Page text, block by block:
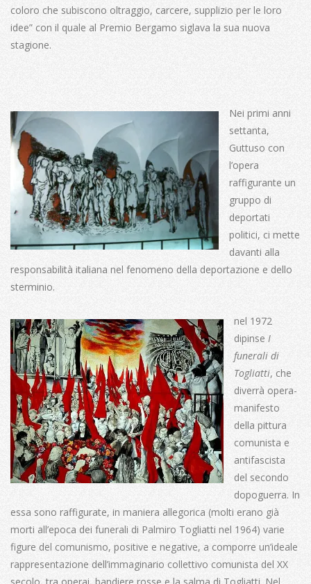
coloro che subiscono oltraggio, carcere, supplizio per le loro
idee” con il quale al Premio Bergamo siglava la sua nuova
stagione.
Nei primi anni
settanta,
Guttuso con
l’opera
raffigurante un
gruppo di
deportati
politici, ci mette
davanti alla
responsabilità italiana nel fenomeno della deportazione e dello
sterminio.
nel 1972
dipinse I
funerali di
Togliatti, che
diverrà opera-
manifesto
della pittura
comunista e
antifascista
del secondo
dopoguerra. In
essa sono raffigurate, in maniera allegorica (molti erano già
morti all’epoca dei funerali di Palmiro Togliatti nel 1964) varie
figure del comunismo, positive e negative, a comporre un’ideale
rappresentazione dell’immaginario collettivo comunista del XX